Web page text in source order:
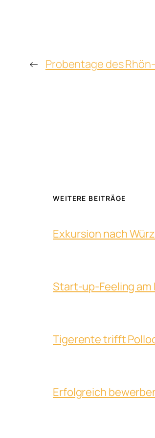
← Probentage des
WEITERE BEITRÄGE
Exkursion nach
Start-up-Feeling
Tigerente trifft
Erfolgreich